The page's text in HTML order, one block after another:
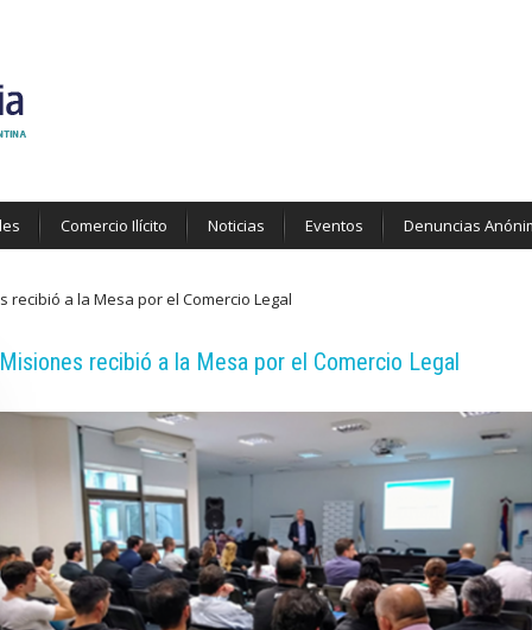
Comercio Ilícito Noticias Eventos Denuncias
recibió a la Mesa por el Comercio Legal
Misiones recibió a la Mesa por el Comercio Legal